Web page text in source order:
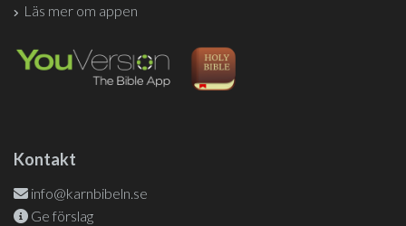
Läs mer om appen
Kontakt
info@karnbibeln.se
Ge förslag